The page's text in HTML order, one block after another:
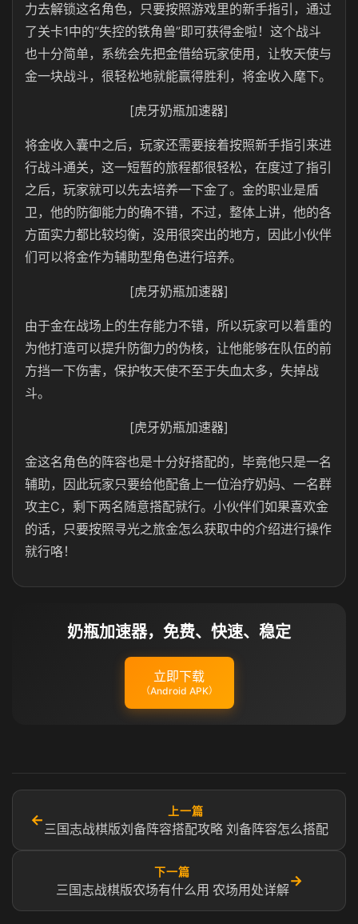
力去解锁这名角色，只要按照游戏里的新手指引，通过
了关卡1中的“失控的铁角兽”即可获得金啦！这个战斗
也十分简单，系统会先把金借给玩家使用，让牧天使与
金一块战斗，很轻松地就能赢得胜利，将金收入麾下。
[虎牙奶瓶加速器]
将金收入囊中之后，玩家还需要接着按照新手指引来进
行战斗通关，这一短暂的旅程都很轻松，在度过了指引
之后，玩家就可以先去培养一下金了。金的职业是盾
卫，他的防御能力的确不错，不过，整体上讲，他的各
方面实力都比较均衡，没用很突出的地方，因此小伙伴
们可以将金作为辅助型角色进行培养。
[虎牙奶瓶加速器]
由于金在战场上的生存能力不错，所以玩家可以着重的
为他打造可以提升防御力的伪核，让他能够在队伍的前
方挡一下伤害，保护牧天使不至于失血太多，失掉战
斗。
[虎牙奶瓶加速器]
金这名角色的阵容也是十分好搭配的，毕竟他只是一名
辅助，因此玩家只要给他配备上一位治疗奶妈、一名群
攻主C，剩下两名随意搭配就行。小伙伴们如果喜欢金
的话，只要按照寻光之旅金怎么获取中的介绍进行操作
就行咯！
奶瓶加速器，免费、快速、稳定
立即下载
（Android APK）
←
上一篇
三国志战棋版刘备阵容搭配攻略 刘备阵容怎么搭配
下一篇
三国志战棋版农场有什么用 农场用处详解
→